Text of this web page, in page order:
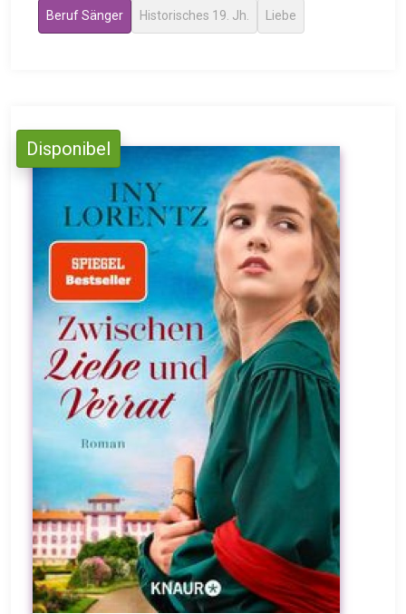
Beruf Sänger Historisches 19. Jh. Liebe
Disponibel